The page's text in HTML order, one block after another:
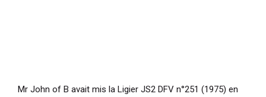
Mr John of B avait mis la Ligier JS2 DFV n°251 (1975) en